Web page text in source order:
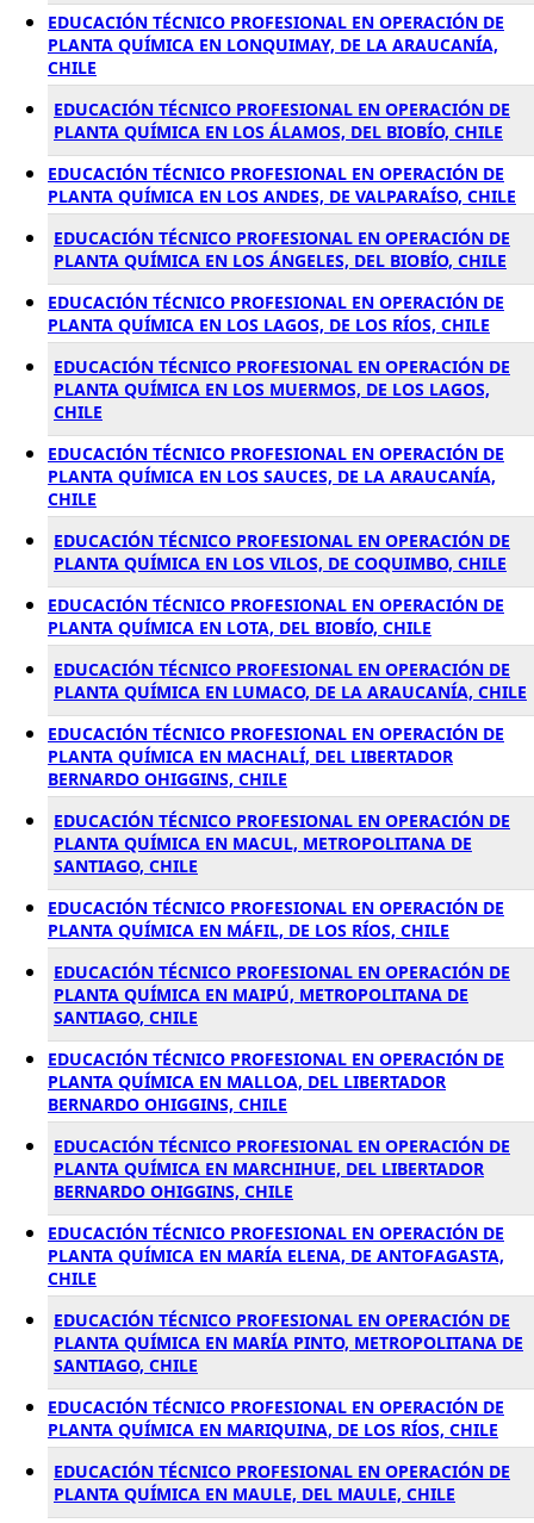
EDUCACIÓN TÉCNICO PROFESIONAL EN OPERACIÓN DE
PLANTA QUÍMICA EN LONQUIMAY, DE LA ARAUCANÍA,
CHILE
EDUCACIÓN TÉCNICO PROFESIONAL EN OPERACIÓN DE
PLANTA QUÍMICA EN LOS ÁLAMOS, DEL BIOBÍO, CHILE
EDUCACIÓN TÉCNICO PROFESIONAL EN OPERACIÓN DE
PLANTA QUÍMICA EN LOS ANDES, DE VALPARAÍSO, CHILE
EDUCACIÓN TÉCNICO PROFESIONAL EN OPERACIÓN DE
PLANTA QUÍMICA EN LOS ÁNGELES, DEL BIOBÍO, CHILE
EDUCACIÓN TÉCNICO PROFESIONAL EN OPERACIÓN DE
PLANTA QUÍMICA EN LOS LAGOS, DE LOS RÍOS, CHILE
EDUCACIÓN TÉCNICO PROFESIONAL EN OPERACIÓN DE
PLANTA QUÍMICA EN LOS MUERMOS, DE LOS LAGOS,
CHILE
EDUCACIÓN TÉCNICO PROFESIONAL EN OPERACIÓN DE
PLANTA QUÍMICA EN LOS SAUCES, DE LA ARAUCANÍA,
CHILE
EDUCACIÓN TÉCNICO PROFESIONAL EN OPERACIÓN DE
PLANTA QUÍMICA EN LOS VILOS, DE COQUIMBO, CHILE
EDUCACIÓN TÉCNICO PROFESIONAL EN OPERACIÓN DE
PLANTA QUÍMICA EN LOTA, DEL BIOBÍO, CHILE
EDUCACIÓN TÉCNICO PROFESIONAL EN OPERACIÓN DE
PLANTA QUÍMICA EN LUMACO, DE LA ARAUCANÍA, CHILE
EDUCACIÓN TÉCNICO PROFESIONAL EN OPERACIÓN DE
PLANTA QUÍMICA EN MACHALÍ, DEL LIBERTADOR
BERNARDO OHIGGINS, CHILE
EDUCACIÓN TÉCNICO PROFESIONAL EN OPERACIÓN DE
PLANTA QUÍMICA EN MACUL, METROPOLITANA DE
SANTIAGO, CHILE
EDUCACIÓN TÉCNICO PROFESIONAL EN OPERACIÓN DE
PLANTA QUÍMICA EN MÁFIL, DE LOS RÍOS, CHILE
EDUCACIÓN TÉCNICO PROFESIONAL EN OPERACIÓN DE
PLANTA QUÍMICA EN MAIPÚ, METROPOLITANA DE
SANTIAGO, CHILE
EDUCACIÓN TÉCNICO PROFESIONAL EN OPERACIÓN DE
PLANTA QUÍMICA EN MALLOA, DEL LIBERTADOR
BERNARDO OHIGGINS, CHILE
EDUCACIÓN TÉCNICO PROFESIONAL EN OPERACIÓN DE
PLANTA QUÍMICA EN MARCHIHUE, DEL LIBERTADOR
BERNARDO OHIGGINS, CHILE
EDUCACIÓN TÉCNICO PROFESIONAL EN OPERACIÓN DE
PLANTA QUÍMICA EN MARÍA ELENA, DE ANTOFAGASTA,
CHILE
EDUCACIÓN TÉCNICO PROFESIONAL EN OPERACIÓN DE
PLANTA QUÍMICA EN MARÍA PINTO, METROPOLITANA DE
SANTIAGO, CHILE
EDUCACIÓN TÉCNICO PROFESIONAL EN OPERACIÓN DE
PLANTA QUÍMICA EN MARIQUINA, DE LOS RÍOS, CHILE
EDUCACIÓN TÉCNICO PROFESIONAL EN OPERACIÓN DE
PLANTA QUÍMICA EN MAULE, DEL MAULE, CHILE